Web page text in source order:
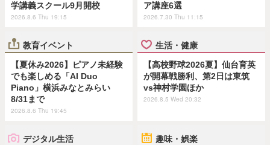
学講義スクール9月開校
2026.8.6 Thu 19:15
ア講座6選
2026.7.30 Thu 11:15
教育イベント
【夏休み2026】ピアノ未経験
でも楽しめる「AI Duo
Piano」横浜みなとみらい
8/31まで
2026.8.6 Thu 19:45
生活・健康
【高校野球2026夏】仙台育英
が開幕戦勝利、第2日は東筑
vs神村学園ほか
2026.8.5 Wed 20:32
デジタル生活 趣味・娯楽